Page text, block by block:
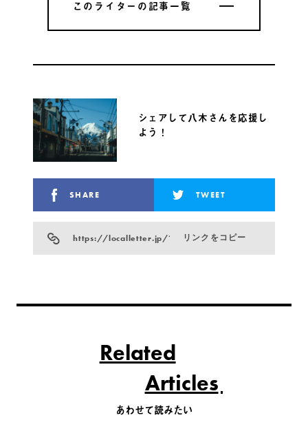
このライターの記事一覧
このライターの記事一覧
シェアして八木さんを応援し
よう！
SHARE TWEET
https://localletter.jp/?p=26099リンクをコピー
Related
Articles
あわせて読みたい